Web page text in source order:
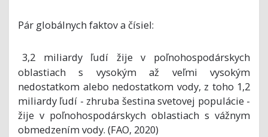
Pár globálnych faktov a čísiel:
3,2 miliardy ľudí žije v poľnohospodárskych
oblastiach s vysokým až veľmi vysokým
nedostatkom alebo nedostatkom vody, z toho 1,2
miliardy ľudí - zhruba šestina svetovej populácie -
žije v poľnohospodárskych oblastiach s vážnym
obmedzením vody. (FAO, 2020)